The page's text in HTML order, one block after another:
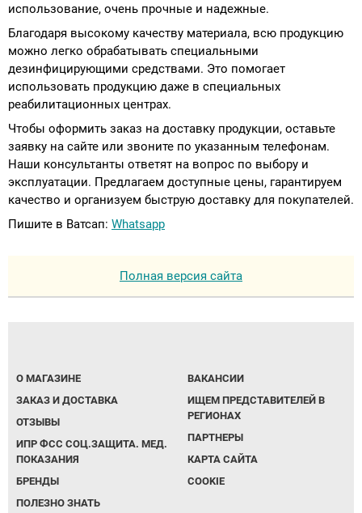
использование, очень прочные и надежные.
Благодаря высокому качеству материала, всю продукцию
можно легко обрабатывать специальными
дезинфицирующими средствами. Это помогает
использовать продукцию даже в специальных
реабилитационных центрах.
Чтобы оформить заказ на доставку продукции, оставьте
заявку на сайте или звоните по указанным телефонам.
Наши консультанты ответят на вопрос по выбору и
эксплуатации. Предлагаем доступные цены, гарантируем
качество и организуем быструю доставку для покупателей.
Пишите в Ватсап: Whatsapp
Полная версия сайта
О МАГАЗИНЕ
ЗАКАЗ И ДОСТАВКА
ОТЗЫВЫ
ИПР ФСС СОЦ.ЗАЩИТА. МЕД.
ПОКАЗАНИЯ
БРЕНДЫ
ПОЛЕЗНО ЗНАТЬ
ВАКАНСИИ
ИЩЕМ ПРЕДСТАВИТЕЛЕЙ В
РЕГИОНАХ
ПАРТНЕРЫ
КАРТА САЙТА
COOKIE